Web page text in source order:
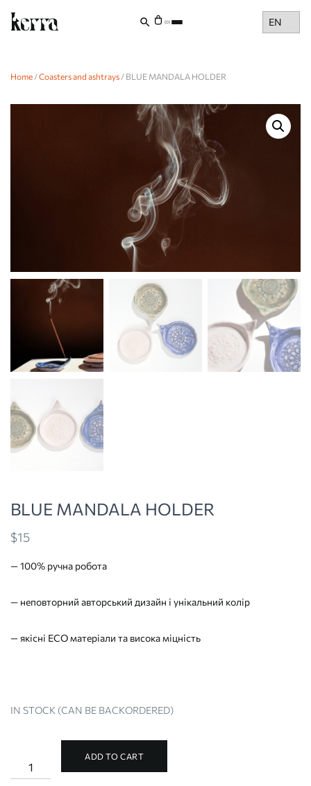
Choose
a
(0)
Home /Coasters and ashtrays / BLUE MANDALA HOLDER
BLUE MANDALA HOLDER
$15
— 100% ручна робота
— неповторний авторський дизайн і унікальний колір
— якісні ECO матеріали та висока міцність
IN STOCK (CAN BE BACKORDERED)
BLUE
MANDALA
ADD TO CART